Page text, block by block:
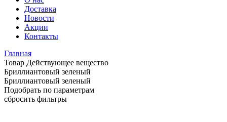
Доставка
Новости
Акции
Контакты
Главная
Товар Действующее вещество
Бриллиантовый зеленый
Бриллиантовый зеленый
Подобрать по параметрам
сбросить фильтры